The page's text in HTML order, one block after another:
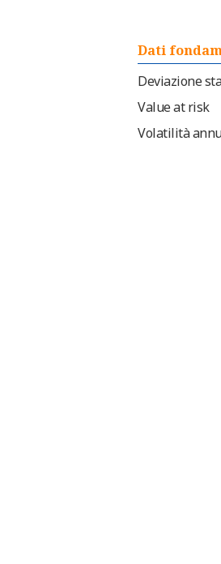
Dati
Deviazione
Value at risk
Volatilità